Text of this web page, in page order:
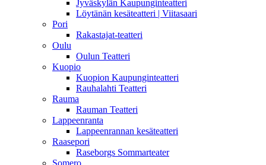
Jyväskylän Kaupunginteatteri
Löytänän kesäteatteri | Viitasaari
Pori
Rakastajat-teatteri
Oulu
Oulun Teatteri
Kuopio
Kuopion Kaupunginteatteri
Rauhalahti Teatteri
Rauma
Rauman Teatteri
Lappeenranta
Lappeenrannan kesäteatteri
Raasepori
Raseborgs Sommarteater
Somero